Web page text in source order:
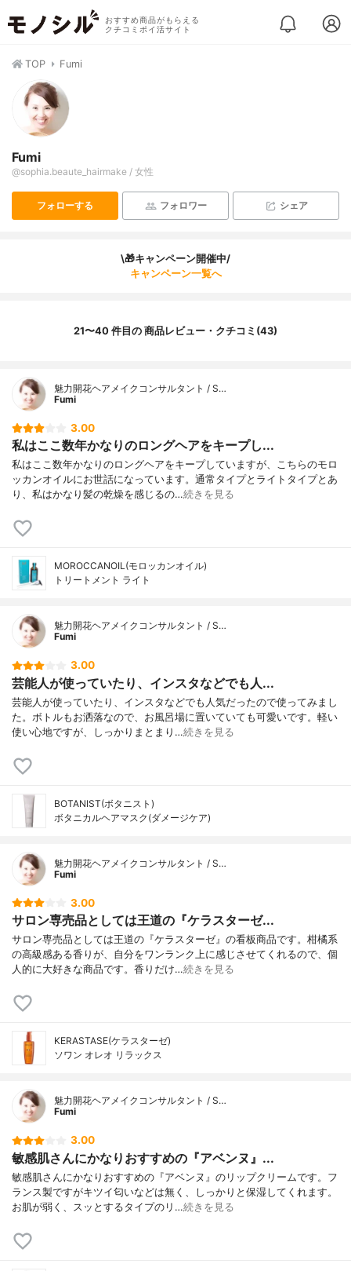
おすすめ商品がもらえる
クチコミポイ活サイト
TOP Fumi
Fumi
@sophia.beaute_hairmake / 女性
フォローする フォロワー シェア
\🎁キャンペーン開催中/
キャンペーン一覧へ
21〜40 件目の 商品レビュー・クチコミ(43)
魅力開花ヘアメイクコンサルタント / S…
Fumi
3.00
私はここ数年かなりのロングヘアをキープし...
私はここ数年かなりのロングヘアをキープしていますが、こちらのモロ
ッカンオイルにお世話になっています。通常タイプとライトタイプとあ
り、私はかなり髪の乾燥を感じるの…続きを見る
MOROCCANOIL(モロッカンオイル)
トリートメント ライト
魅力開花ヘアメイクコンサルタント / S…
Fumi
3.00
芸能人が使っていたり、インスタなどでも人...
芸能人が使っていたり、インスタなどでも人気だったので使ってみまし
た。ボトルもお洒落なので、お風呂場に置いていても可愛いです。軽い
使い心地ですが、しっかりまとまり…続きを見る
BOTANIST(ボタニスト)
ボタニカルヘアマスク(ダメージケア)
魅力開花ヘアメイクコンサルタント / S…
Fumi
3.00
サロン専売品としては王道の『ケラスターゼ...
サロン専売品としては王道の『ケラスターゼ』の看板商品です。柑橘系
の高級感ある香りが、自分をワンランク上に感じさせてくれるので、個
人的に大好きな商品です。香りだけ…続きを見る
KERASTASE(ケラスターゼ)
ソワン オレオ リラックス
魅力開花ヘアメイクコンサルタント / S…
Fumi
3.00
敏感肌さんにかなりおすすめの『アベンヌ』...
敏感肌さんにかなりおすすめの『アベンヌ』のリップクリームです。フ
ランス製ですがキツイ匂いなどは無く、しっかりと保湿してくれます。
お肌が弱く、スッとするタイプのリ…続きを見る